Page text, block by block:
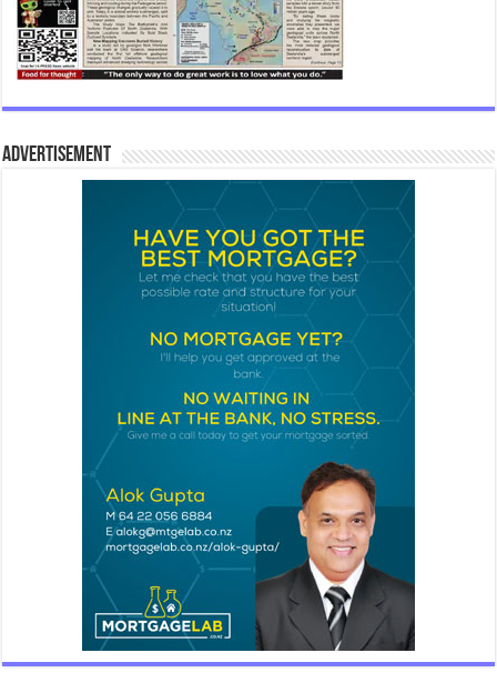
Advertisement